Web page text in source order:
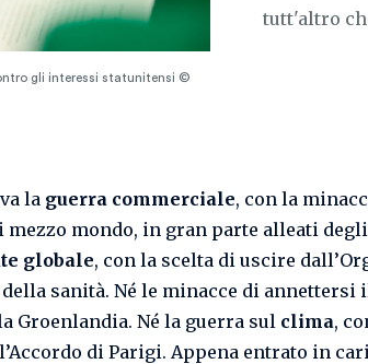
tutt'altro
gli interessi statunitensi ©
la guerra commerciale, con la
mezzo mondo, in gran parte alleati
globale, con la scelta di uscire
sanità. Né le minacce di annettersi
Groenlandia. Né la guerra sul clima,
di Parigi. Appena entrato in